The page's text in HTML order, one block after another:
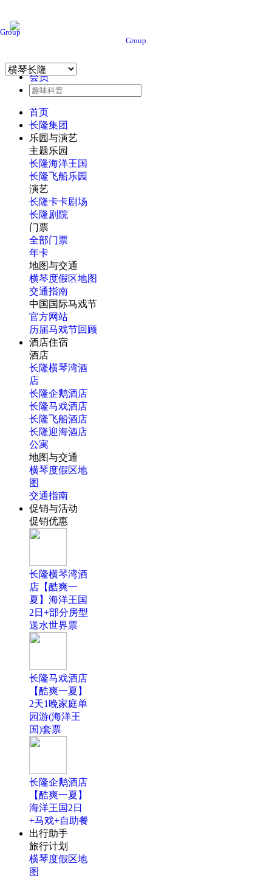
会员
首页
长隆集团
Group
乐园与演艺
主题乐园
长隆海洋王国
长隆飞船乐园
演艺
长隆卡卡剧场
长隆剧院
门票
全部门票
年卡
地图与交通
横琴度假区地图
交通指南
中国国际马戏节
官方网站
历届马戏节回顾
酒店住宿
酒店
长隆横琴湾酒
店
长隆企鹅酒店
长隆马戏酒店
长隆飞船酒店
长隆迎海酒店
公寓
地图与交通
横琴度假区地
图
交通指南
促销与活动
促销优惠
长隆横琴湾酒
店【酷爽一
夏】海洋王国
2日+部分房型
送水世界票
长隆马戏酒店
【酷爽一夏】
2天1晚家庭单
园游(海洋王
国)套票
长隆企鹅酒店
【酷爽一夏】
海洋王国2日
+马戏+自助餐
出行助手
旅行计划
横琴度假区地
图
Group